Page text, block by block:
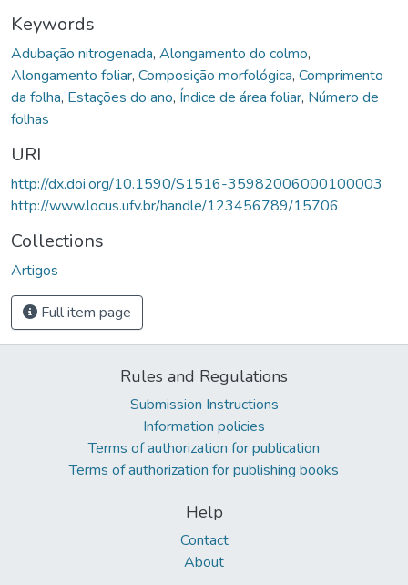
Keywords
Adubação nitrogenada, Alongamento do colmo,
Alongamento foliar, Composição morfológica, Comprimento
da folha, Estações do ano, Índice de área foliar, Número de
folhas
URI
http://dx.doi.org/10.1590/S1516-35982006000100003
http://www.locus.ufv.br/handle/123456789/15706
Collections
Artigos
Full item page
Rules and Regulations
Submission Instructions
Information policies
Terms of authorization for publication
Terms of authorization for publishing books
Help
Contact
About